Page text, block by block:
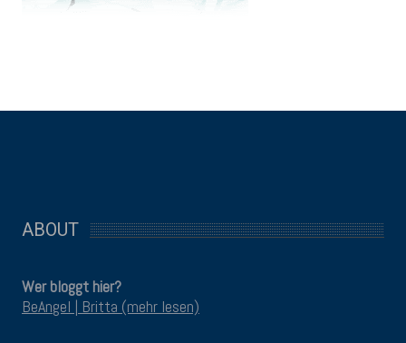
ABOUT
Wer bloggt hier?
BeAngel | Britta (mehr lesen)